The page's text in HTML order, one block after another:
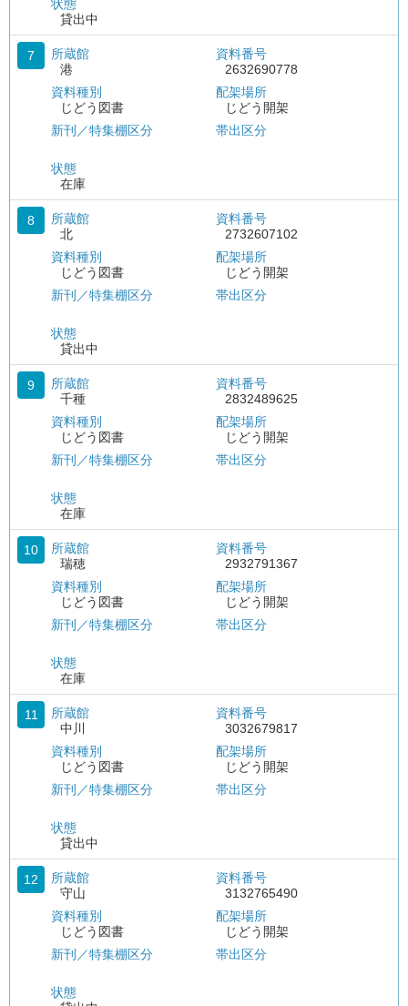
状態
貸出中
7
所蔵館
港
資料種別
じどう図書
新刊／特集棚区分
状態
在庫
資料番号
2632690778
配架場所
じどう開架
帯出区分
8
所蔵館
北
資料種別
じどう図書
新刊／特集棚区分
状態
貸出中
資料番号
2732607102
配架場所
じどう開架
帯出区分
9
所蔵館
千種
資料種別
じどう図書
新刊／特集棚区分
状態
在庫
資料番号
2832489625
配架場所
じどう開架
帯出区分
10
所蔵館
瑞穂
資料種別
じどう図書
新刊／特集棚区分
状態
在庫
資料番号
2932791367
配架場所
じどう開架
帯出区分
11
所蔵館
中川
資料種別
じどう図書
新刊／特集棚区分
状態
貸出中
資料番号
3032679817
配架場所
じどう開架
帯出区分
12
所蔵館
守山
資料種別
じどう図書
新刊／特集棚区分
状態
資料番号
3132765490
配架場所
じどう開架
帯出区分